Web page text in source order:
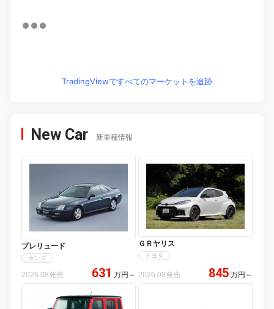
TradingViewですべてのマーケットを追跡
New Car 新車種情報
プレリュード
ホンダ
2026.08発売 631 万円 ～
ＧＲヤリス
トヨタ
2026.08発売 845 万円 ～